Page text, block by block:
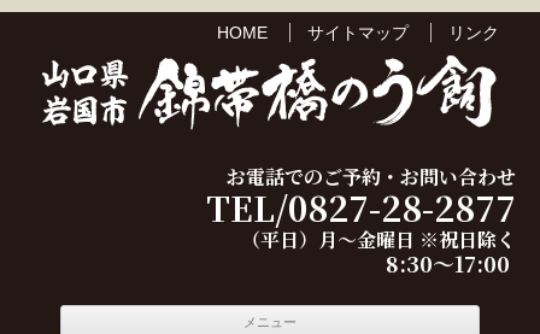
HOME サイトマップ リンク
お電話でのご予約・お問い合わせ
TEL/0827-28-2877
（平日）月～金曜日 ※祝日除く
8:30～17:00
メニュー